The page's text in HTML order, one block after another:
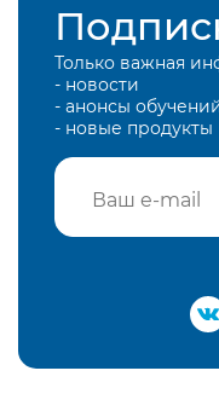
Только важная
- новости
- анонсы
- новые продукты
Подтвердить e-